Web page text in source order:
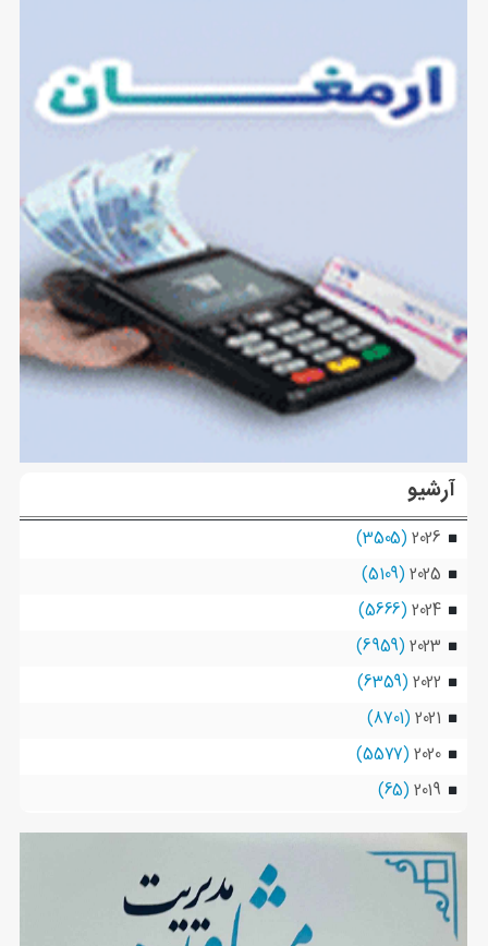
آرشیو
2026
(3505)
2025
(5109)
2024
(5666)
2023
(6959)
2022
(6359)
2021
(8701)
2020
(5577)
2019
(65)